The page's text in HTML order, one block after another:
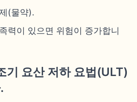
(물약).
력이 있으면 위험이 증가합니
기 요산 저하 요법(ULT)